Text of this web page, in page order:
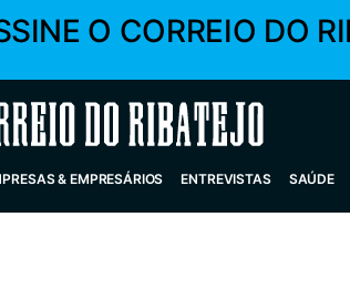
O CORREIO DO
do Ribatejo
& EMPRESÁRIOS ENTREVISTAS SAÚDE